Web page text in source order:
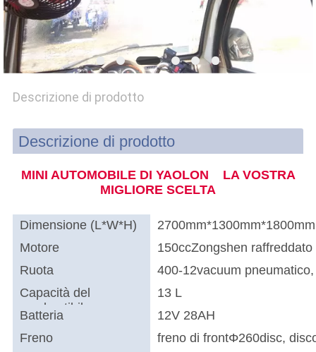
MAPPA
DEL
SITO
PRIVACY
POLICY
Descrizione di prodotto
Descrizione di prodotto
MINI AUTOMOBILE DI YAOLON LA VOSTRA
MIGLIORE SCELTA
Dimensione (L*W*H)
2700mm*1300mm*1800mm
Motore
150ccZongshen
Ruota
400-12vacuum
Capacità del
combustibile
13 L
Batteria
12V 28AH
Freno
freno di frontΦ260disc,